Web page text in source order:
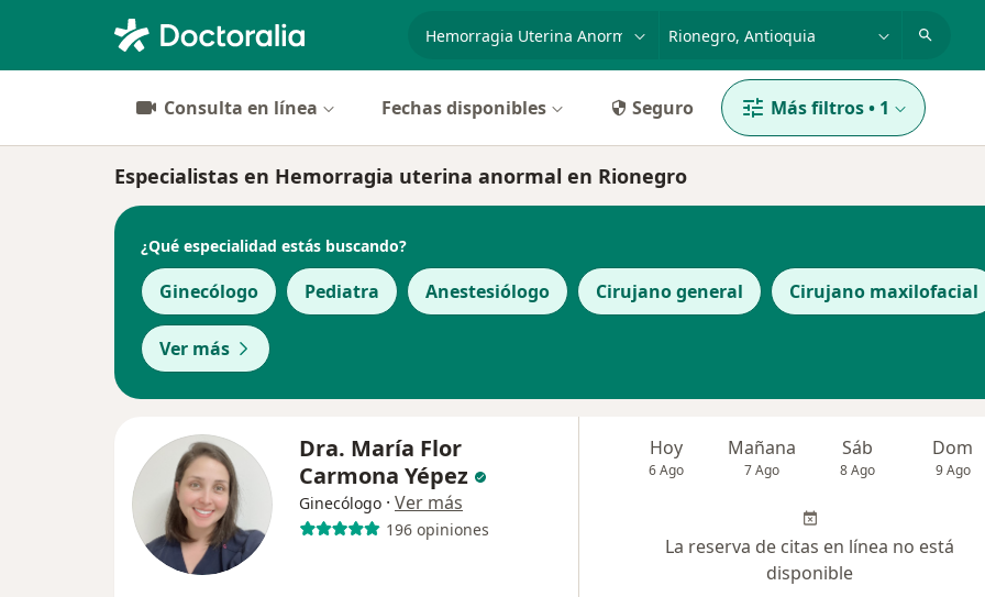
Consulta en línea Fechas disponibles Seguro Más filtros• 1
Especialistas en Hemorragia uterina anormal en Rionegro
¿Qué especialidad estás buscando?
Ginecólogo Pediatra Anestesiólogo Cirujano general Cirujano maxilofacial
Ver más
Dra. María Flor
Carmona Yépez
Ginecólogo · Ver más
196 opiniones
Hoy
6 Ago
Mañana
7 Ago
Sáb
8 Ago
Dom
9 Ago
La reserva de citas en línea no está
disponible